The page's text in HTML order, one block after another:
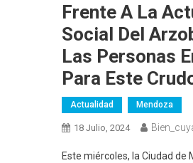
Frente A La
Social Del
Las Personas
Para Este
Actualidad Mendoza
18 Julio, 2024
Este miércoles, la Ciudad